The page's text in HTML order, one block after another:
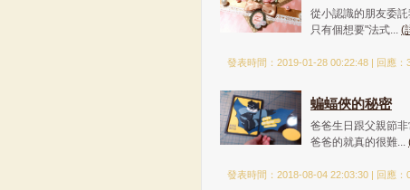
從小認識的朋友委
只有個想要"法式... (
發表時間：2019-01-28 00:22:48 | 回應：
蝙蝠俠的秘密
爸爸生日跟父親節
爸爸的就真的很難...
發表時間：2018-08-04 22:03:30 | 回應：